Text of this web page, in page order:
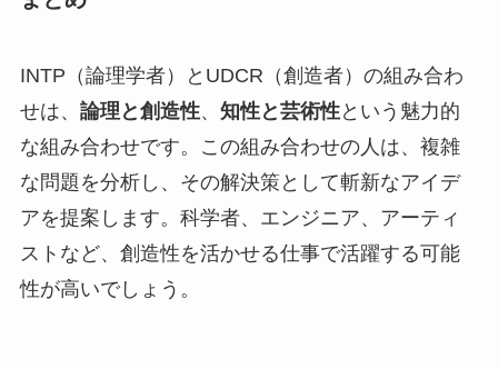
INTP（論理学者）とUDCR（創造者）の組み合わ
せは、 論理と創造性、 知性と芸術性という魅力的
な組み合わせです。この組み合わせの人は、複雑
な問題を分析し、その解決策として斬新なアイデ
アを提案します。科学者、エンジニア、アーティ
ストなど、創造性を活かせる仕事で活躍する可能
性が高いでしょう。